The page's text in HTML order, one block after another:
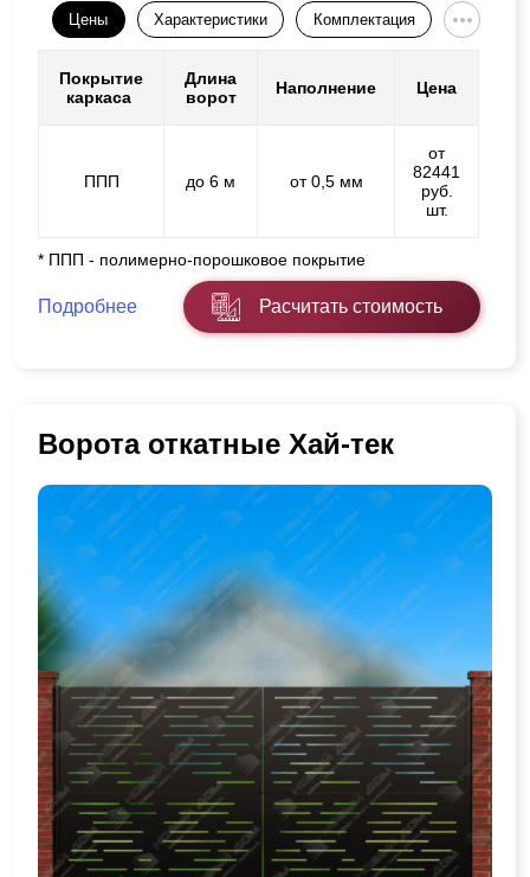
Цены Характеристики Комплектация
Покрытие
каркаса
Длина
ворот
Наполнение Цена
ППП до 6 м от 0,5 мм
от
82441
руб.
шт.
* ППП - полимерно-порошковое покрытие
Подробнее Расчитать стоимость
Ворота откатные Хай-тек